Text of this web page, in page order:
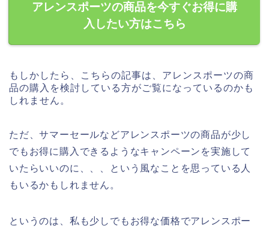
アレンスポーツの商品を今すぐお得に購
入したい方はこちら
もしかしたら、こちらの記事は、アレンスポーツの商
品の購入を検討している方がご覧になっているのかも
しれません。
ただ、サマーセールなどアレンスポーツの商品が少し
でもお得に購入できるようなキャンペーンを実施して
いたらいいのに、、、という風なことを思っている人
もいるかもしれません。
というのは、私も少しでもお得な価格でアレンスポー